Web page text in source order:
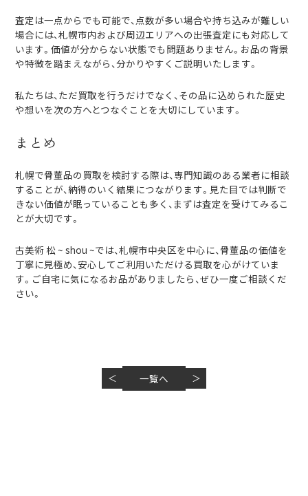
査定は一点からでも可能で、点数が多い場合や持ち込みが難しい
場合には、札幌市内および周辺エリアへの出張査定にも対応して
います。価値が分からない状態でも問題ありません。お品の背景
や特徴を踏まえながら、分かりやすくご説明いたします。
私たちは、ただ買取を行うだけでなく、その品に込められた歴史
や想いを次の方へとつなぐことを大切にしています。
まとめ
札幌で骨董品の買取を検討する際は、専門知識のある業者に相談
することが、納得のいく結果につながります。見た目では判断で
きない価値が眠っていることも多く、まずは査定を受けてみるこ
とが大切です。
古美術 松 ~ shou ~では、札幌市中央区を中心に、骨董品の価値を
丁寧に見極め、安心してご利用いただける買取を心がけていま
す。ご自宅に気になるお品がありましたら、ぜひ一度ご相談くだ
さい。
＜ 一覧へ ＞